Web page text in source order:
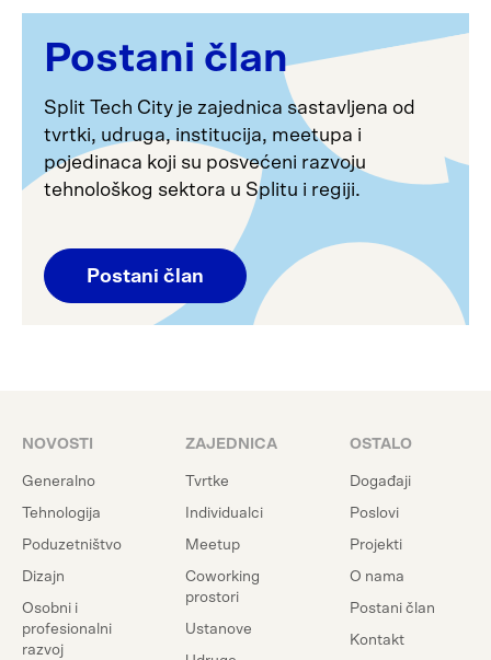
Postani član
Split Tech City je zajednica sastavljena od
tvrtki, udruga, institucija, meetupa i
pojedinaca koji su posvećeni razvoju
tehnološkog sektora u Splitu i regiji.
Postani član
NOVOSTI
Generalno
Tehnologija
Poduzetništvo
Dizajn
Osobni i
profesionalni
razvoj
ZAJEDNICA
Tvrtke
Individualci
Meetup
Coworking
prostori
Ustanove
OSTALO
Događaji
Poslovi
Projekti
O nama
Postani član
Kontakt